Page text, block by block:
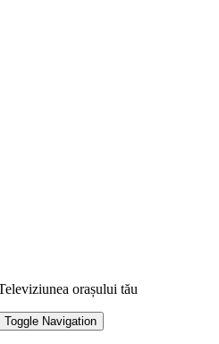
orașului tău
Toggle Navigation